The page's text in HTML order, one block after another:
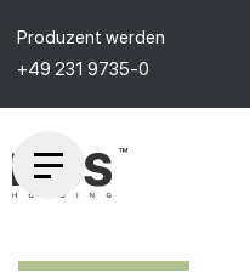
Produzent werden
+49 231 9735-0